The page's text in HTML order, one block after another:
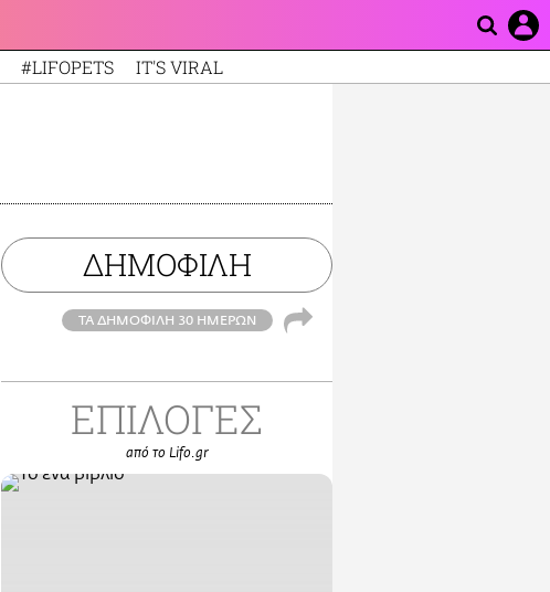
#LIFOPETS IT'S VIRAL
ΔΗΜΟΦΙΛΗ
ΤΑ ΔΗΜΟΦΙΛΗ 30 ΗΜΕΡΩΝ
ΕΠΙΛΟΓΕΣ
από το Lifo.gr